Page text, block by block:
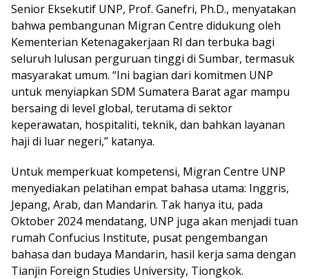
Senior Eksekutif UNP, Prof. Ganefri, Ph.D., menyatakan
bahwa pembangunan Migran Centre didukung oleh
Kementerian Ketenagakerjaan RI dan terbuka bagi
seluruh lulusan perguruan tinggi di Sumbar, termasuk
masyarakat umum. “Ini bagian dari komitmen UNP
untuk menyiapkan SDM Sumatera Barat agar mampu
bersaing di level global, terutama di sektor
keperawatan, hospitaliti, teknik, dan bahkan layanan
haji di luar negeri,” katanya.
Untuk memperkuat kompetensi, Migran Centre UNP
menyediakan pelatihan empat bahasa utama: Inggris,
Jepang, Arab, dan Mandarin. Tak hanya itu, pada
Oktober 2024 mendatang, UNP juga akan menjadi tuan
rumah Confucius Institute, pusat pengembangan
bahasa dan budaya Mandarin, hasil kerja sama dengan
Tianjin Foreign Studies University, Tiongkok.